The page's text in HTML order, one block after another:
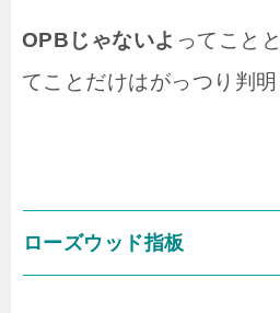
OPBじゃないよ ってことと
てことだけはがっつり判明
ローズウッド指板